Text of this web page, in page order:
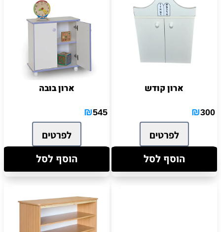
ארון קודש
₪300
לפרטים
הוסף לסל
ארון בובה
₪545
לפרטים
הוסף לסל